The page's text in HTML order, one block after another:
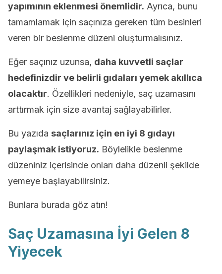
yapımının eklenmesi önemlidir. Ayrıca, bunu
tamamlamak için saçınıza gereken tüm besinleri
veren bir beslenme düzeni oluşturmalısınız.
Eğer saçınız uzunsa, daha kuvvetli saçlar
hedefinizdir ve belirli gıdaları yemek akıllıca
olacaktır. Özellikleri nedeniyle, saç uzamasını
arttırmak için size avantaj sağlayabilirler.
Bu yazıda saçlarınız için en iyi 8 gıdayı
paylaşmak istiyoruz. Böylelikle beslenme
düzeniniz içerisinde onları daha düzenli şekilde
yemeye başlayabilirsiniz.
Bunlara burada göz atın!
Saç Uzamasına İyi Gelen 8
Yiyecek